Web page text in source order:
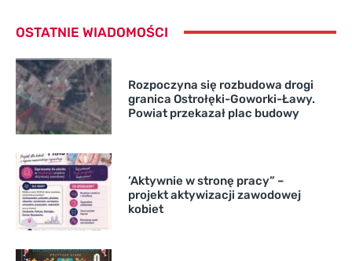
OSTATNIE WIADOMOŚCI
Rozpoczyna się rozbudowa drogi
granica Ostrołęki-Goworki-Ławy.
Powiat przekazał plac budowy
’Aktywnie w stronę pracy” –
projekt aktywizacji zawodowej
kobiet